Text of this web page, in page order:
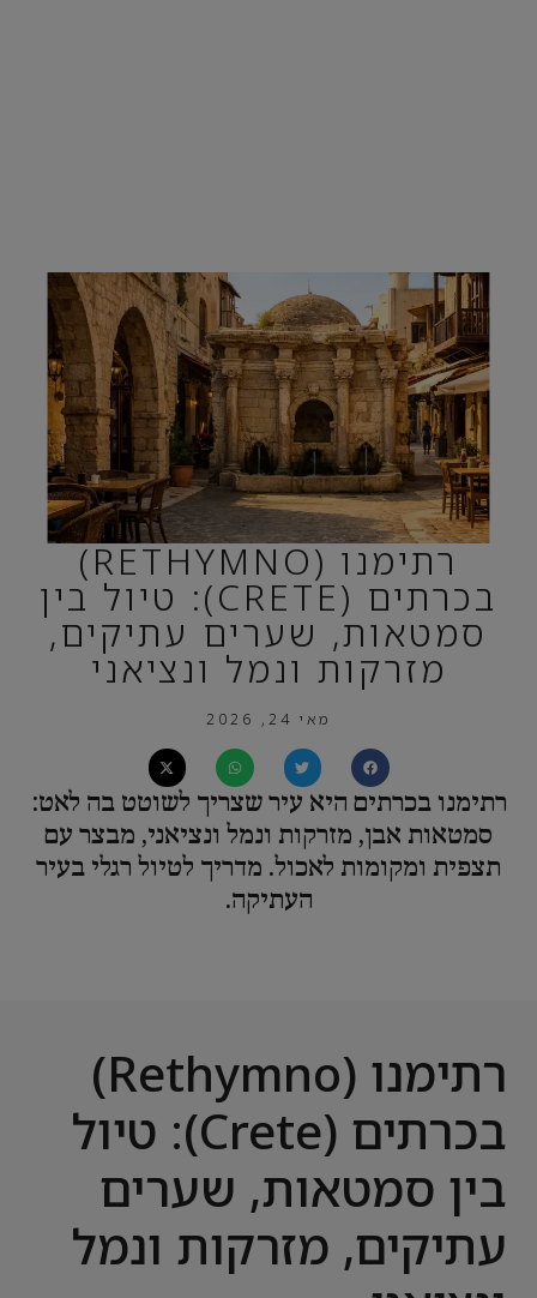
רתימנו (RETHYMNO)
בכרתים (CRETE): טיול בין
סמטאות, שערים עתיקים,
מזרקות ונמל ונציאני
מאי 24, 2026
רתימנו בכרתים היא עיר שצריך לשוטט בה לאט:
סמטאות אבן, מזרקות ונמל ונציאני, מבצר עם
תצפית ומקומות לאכול. מדריך לטיול רגלי בעיר
העתיקה.
רתימנו (Rethymno)
בכרתים (Crete): טיול
בין סמטאות, שערים
עתיקים, מזרקות ונמל